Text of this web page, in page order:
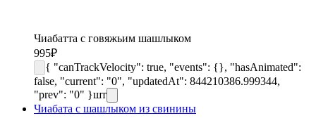
Чиабатта с говяжьим шашлыком
995₽
{ "canTrackVelocity": true, "events": {}, "hasAnimated":
false, "current": "0", "updatedAt": 844210386.999344,
"prev": "0" }шт
Чиабата с шашлыком из свинины